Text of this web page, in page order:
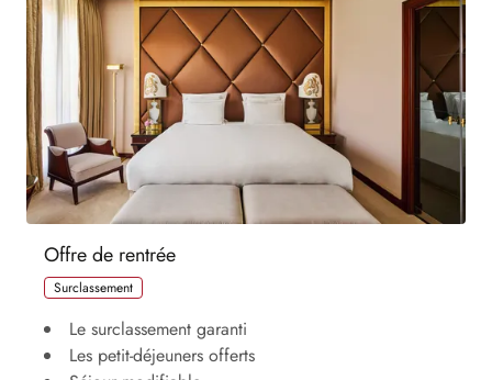
Offre de rentrée
Surclassement
Le surclassement garanti
Les petit-déjeuners offerts